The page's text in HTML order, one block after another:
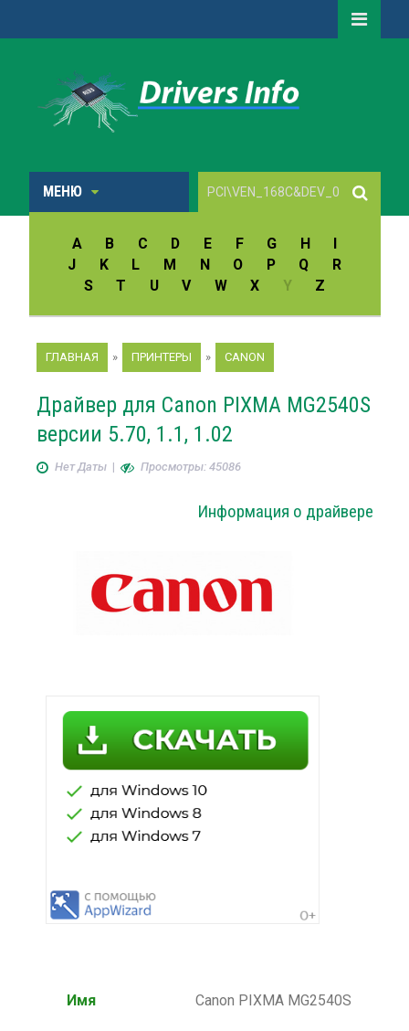
МЕНЮ
A B C D E F G H
I
J
K L M N O P Q
R
S
T U V W X Y Z
ГЛАВНАЯ » ПРИНТЕРЫ » CANON
Драйвер для Canon PIXMA MG2540S
версии 5.70, 1.1, 1.02
Нет Даты| Просмотры: 45086
Информация о драйвере
Имя Canon PIXMA MG2540S